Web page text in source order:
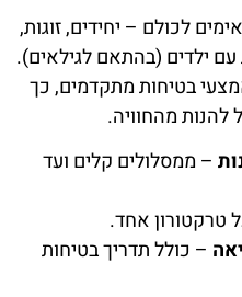
לכולם – יחידים, זוגות,
ילדים (בהתאם לגילאים).
בטיחות מתקדמים, כך
להנות מהחוויה.
– ממסלולים קלים ועד
טרקטורון אחד.
– כולל תדריך בטיחות